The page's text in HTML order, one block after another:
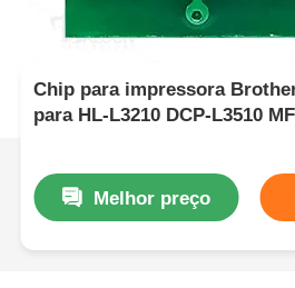
Chip para impressora
para HL-L3210 DCP-L3510
Melhor preço